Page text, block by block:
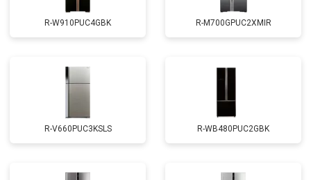
R-W910PUC4GBK R-M700GPUC2XMIR
R-V660PUC3KSLS R-WB480PUC2GBK